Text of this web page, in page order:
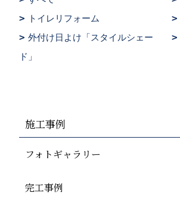
トイレリフォーム
外付け日よけ「スタイルシェー
ド」
施工事例
フォトギャラリー
完工事例